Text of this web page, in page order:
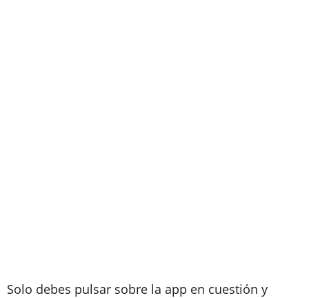
Solo debes pulsar sobre la app en cuestión y